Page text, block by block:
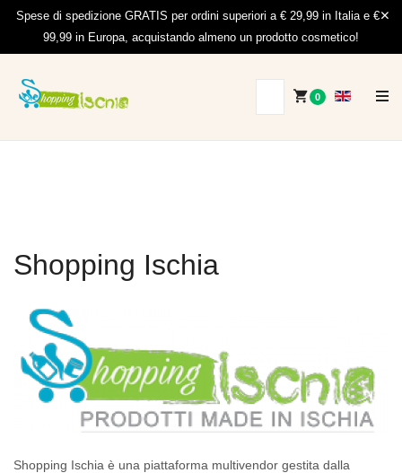
Spese di spedizione GRATIS per ordini superiori a € 29,99 in Italia e €
99,99 in Europa, acquistando almeno un prodotto cosmetico!
0
Shopping Ischia
Shopping Ischia è una piattaforma multivendor gestita dalla